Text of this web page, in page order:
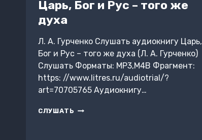
Царь, Бог и Рус – того же
духа
Л. А. Гурченко Слушать аудиокнигу Царь,
Бог и Рус – того же духа (Л. А. Гурченко)
Слушать Форматы: MP3,M4B Фрагмент:
https: //www.litres.ru/audiotrial/?
art=70705765 Аудиокнигу…
СЛУШАТЬ ЦАРЬ,